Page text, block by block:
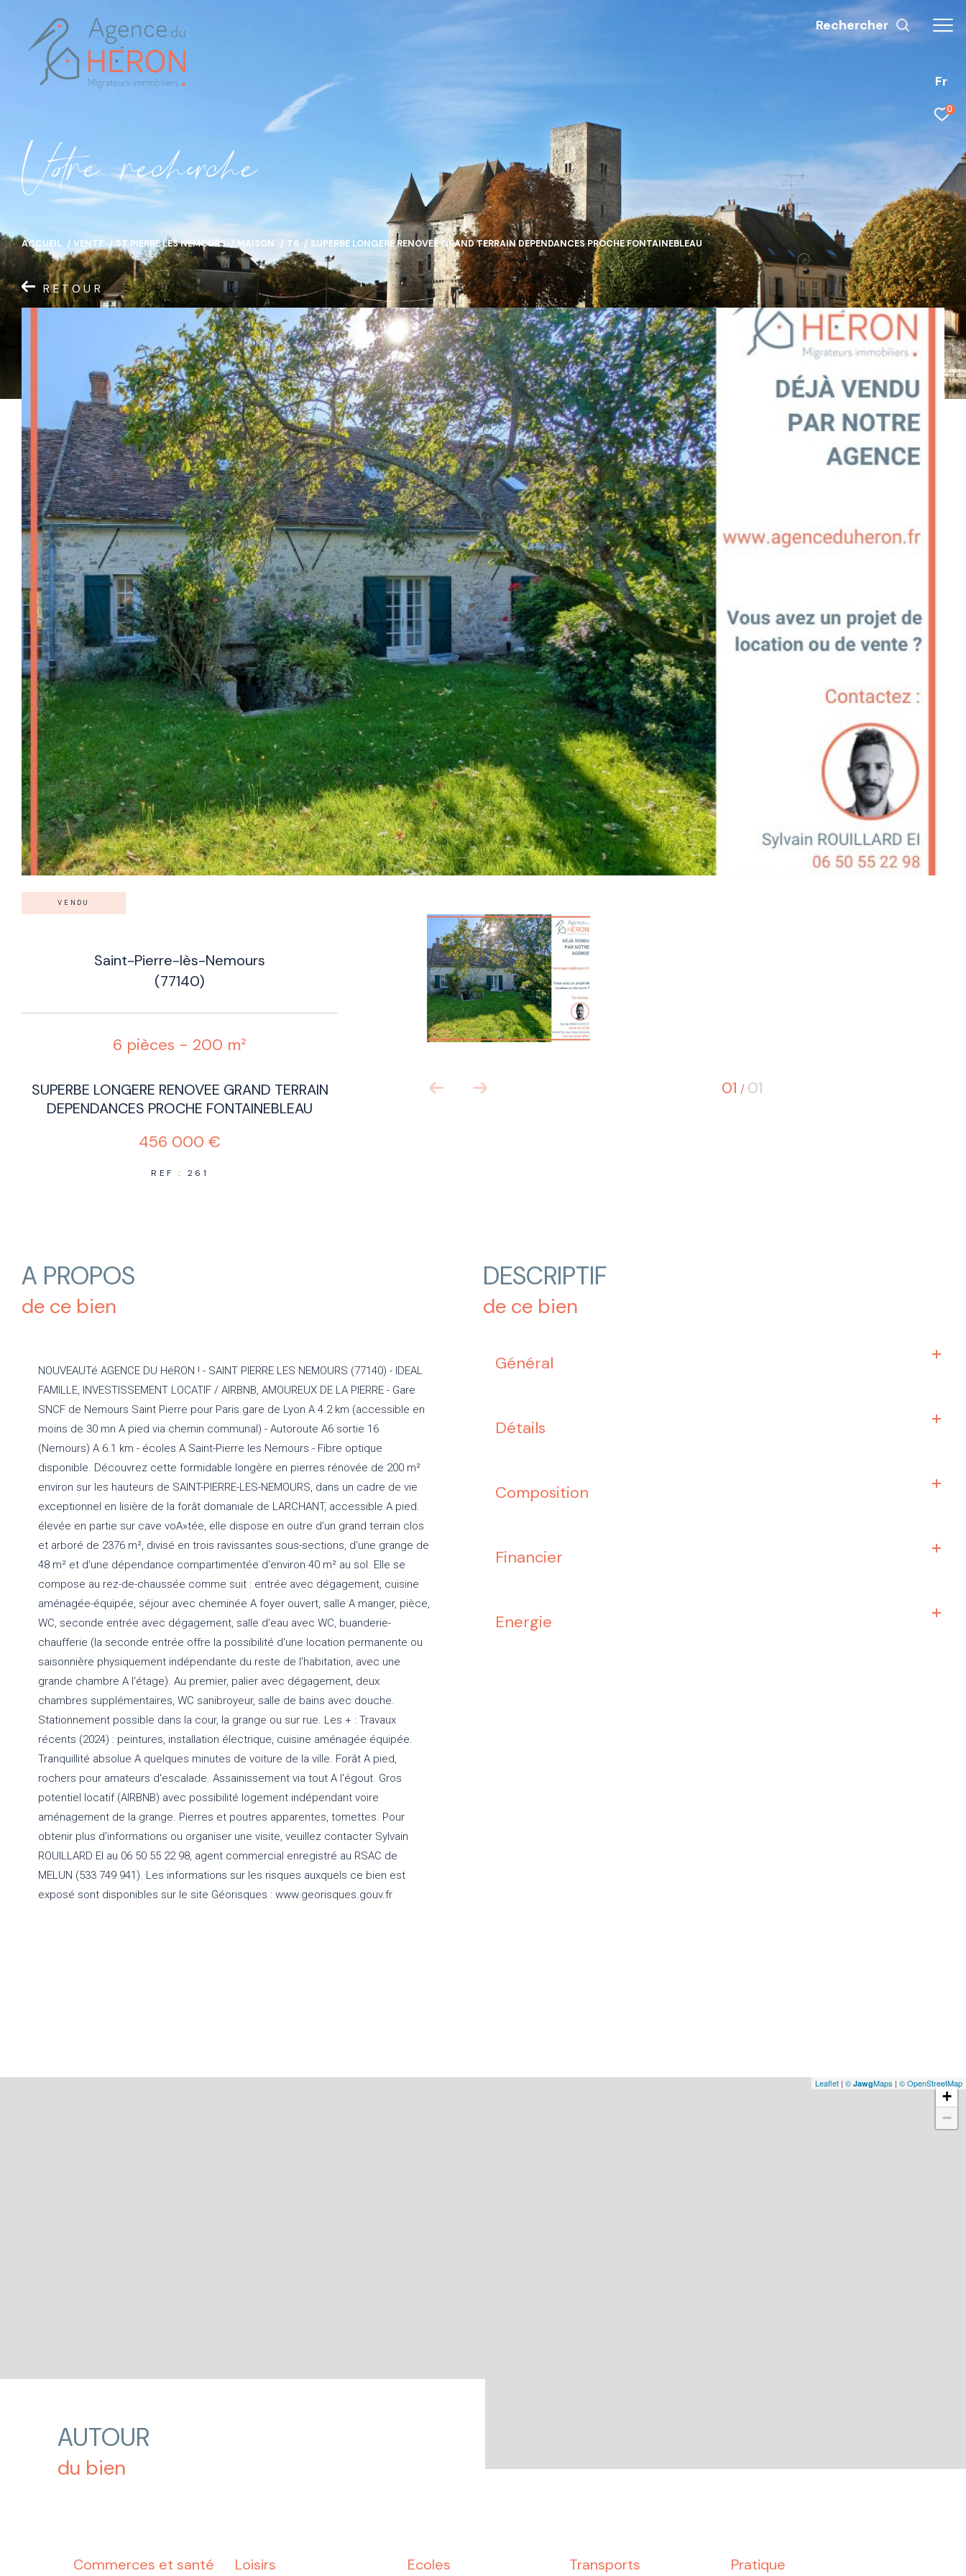
Fr
0
Rechercher
Vore recece
ACCUEIL VENTE ST PIERRE LES NEMOURS MAISON T6 SUPERBE LONGERE RENOVEE GRAND TERRAIN DEPENDANCES PROCHE FONTAINEBLEAU
RETOUR
VENDU
01 / 01
Saint-Pierre-lès-Nemours
(77140)
6 pièces - 200 m²
SUPERBE LONGERE RENOVEE GRAND TERRAIN
DEPENDANCES PROCHE FONTAINEBLEAU
456 000 €
REF : 261
A PROPOS
de ce bien
NOUVEAUTé AGENCE DU HéRON ! - SAINT PIERRE LES NEMOURS (77140) - IDEAL
FAMILLE, INVESTISSEMENT LOCATIF / AIRBNB, AMOUREUX DE LA PIERRE - Gare
SNCF de Nemours Saint Pierre pour Paris gare de Lyon A 4.2 km (accessible en
moins de 30 mn A pied via chemin communal) - Autoroute A6 sortie 16
(Nemours) A 6.1 km - écoles A Saint-Pierre les Nemours - Fibre optique
disponible. Découvrez cette formidable longère en pierres rénovée de 200 m²
environ sur les hauteurs de SAINT-PIERRE-LES-NEMOURS, dans un cadre de vie
exceptionnel en lisière de la forât domaniale de LARCHANT, accessible A pied.
élevée en partie sur cave voA»tée, elle dispose en outre d'un grand terrain clos
et arboré de 2376 m², divisé en trois ravissantes sous-sections, d'une grange de
48 m² et d'une dépendance compartimentée d'environ 40 m² au sol. Elle se
compose au rez-de-chaussée comme suit : entrée avec dégagement, cuisine
aménagée-équipée, séjour avec cheminée A foyer ouvert, salle A manger, pièce,
WC, seconde entrée avec dégagement, salle d'eau avec WC, buanderie-
chaufferie (la seconde entrée offre la possibilité d'une location permanente ou
saisonnière physiquement indépendante du reste de l'habitation, avec une
grande chambre A l'étage). Au premier, palier avec dégagement, deux
chambres supplémentaires, WC sanibroyeur, salle de bains avec douche.
Stationnement possible dans la cour, la grange ou sur rue. Les + : Travaux
récents (2024) : peintures, installation électrique, cuisine aménagée équipée.
Tranquillité absolue A quelques minutes de voiture de la ville. Forât A pied,
rochers pour amateurs d'escalade. Assainissement via tout A l'égout. Gros
potentiel locatif (AIRBNB) avec possibilité logement indépendant voire
aménagement de la grange. Pierres et poutres apparentes, tomettes. Pour
obtenir plus d'informations ou organiser une visite, veuillez contacter Sylvain
ROUILLARD EI au 06 50 55 22 98, agent commercial enregistré au RSAC de
MELUN (533 749 941). Les informations sur les risques auxquels ce bien est
exposé sont disponibles sur le site Géorisques : www.georisques.gouv.fr
DESCRIPTIF
de ce bien
Général
Détails
Composition
Financier
Energie
+
−
Leaflet | © JawgMaps | © OpenStreetMap
AUTOUR
du bien
Commerces et santé Loisirs Ecoles Transports Pratique